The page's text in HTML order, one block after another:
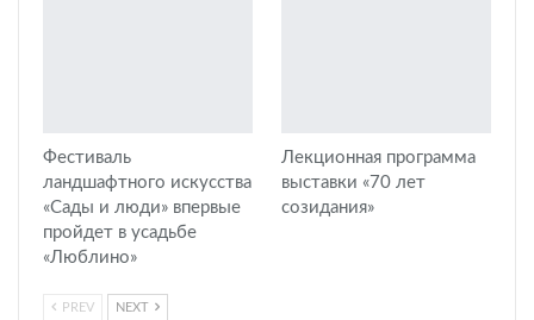
Фестиваль
ландшафтного искусства
«Сады и люди» впервые
пройдет в усадьбе
«Люблино»
Лекционная программа
выставки «70 лет
созидания»
PREV NEXT